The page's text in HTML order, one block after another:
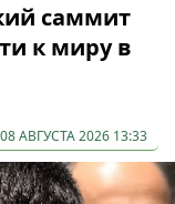
саммит
к миру в
08 АВГУСТА 2026 13:33